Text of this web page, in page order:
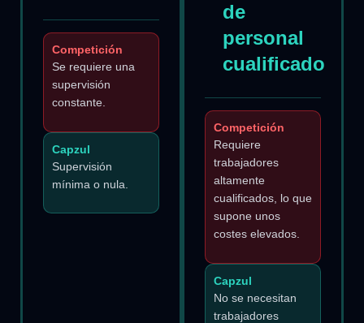
Competición
Se requiere una
supervisión
constante.
Capzul
Supervisión
mínima o nula.
de
personal
cualificado
Competición
Requiere
trabajadores
altamente
cualificados, lo que
supone unos
costes elevados.
Capzul
No se necesitan
trabajadores